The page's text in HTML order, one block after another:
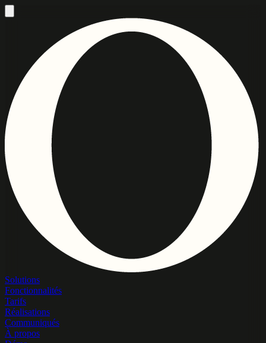
Solutions
Fonctionnalités
Tarifs
Réalisations
Communiqués
À propos